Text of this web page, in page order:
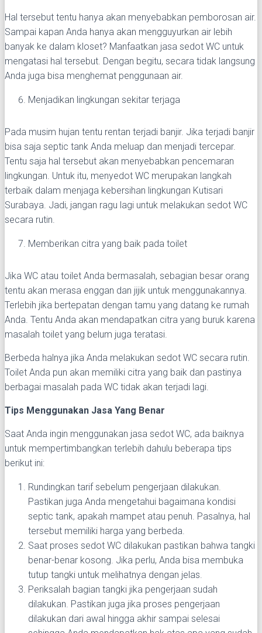
Hal tersebut tentu hanya akan menyebabkan pemborosan air.
Sampai kapan Anda hanya akan mengguyurkan air lebih
banyak ke dalam kloset? Manfaatkan jasa sedot WC untuk
mengatasi hal tersebut. Dengan begitu, secara tidak langsung
Anda juga bisa menghemat penggunaan air.
Menjadikan lingkungan sekitar terjaga
Pada musim hujan tentu rentan terjadi banjir. Jika terjadi banjir
bisa saja septic tank Anda meluap dan menjadi tercepar.
Tentu saja hal tersebut akan menyebabkan pencemaran
lingkungan. Untuk itu, menyedot WC merupakan langkah
terbaik dalam menjaga kebersihan lingkungan Kutisari
Surabaya. Jadi, jangan ragu lagi untuk melakukan sedot WC
secara rutin.
Memberikan citra yang baik pada toilet
Jika WC atau toilet Anda bermasalah, sebagian besar orang
tentu akan merasa enggan dan jijik untuk menggunakannya.
Terlebih jika bertepatan dengan tamu yang datang ke rumah
Anda. Tentu Anda akan mendapatkan citra yang buruk karena
masalah toilet yang belum juga teratasi.
Berbeda halnya jika Anda melakukan sedot WC secara rutin.
Toilet Anda pun akan memiliki citra yang baik dan pastinya
berbagai masalah pada WC tidak akan terjadi lagi.
Tips Menggunakan Jasa Yang Benar
Saat Anda ingin menggunakan jasa sedot WC, ada baiknya
untuk mempertimbangkan terlebih dahulu beberapa tips
berikut ini:
Rundingkan tarif sebelum pengerjaan dilakukan.
Pastikan juga Anda mengetahui bagaimana kondisi
septic tank, apakah mampet atau penuh. Pasalnya, hal
tersebut memiliki harga yang berbeda.
Saat proses sedot WC dilakukan pastikan bahwa tangki
benar-benar kosong. Jika perlu, Anda bisa membuka
tutup tangki untuk melihatnya dengan jelas.
Periksalah bagian tangki jika pengerjaan sudah
dilakukan. Pastikan juga jika proses pengerjaan
dilakukan dari awal hingga akhir sampai selesai